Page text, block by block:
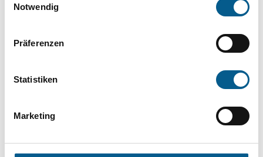
Notwendig
Präferenzen
Statistiken
Marketing
können durch die Wahl von Bereichen oder